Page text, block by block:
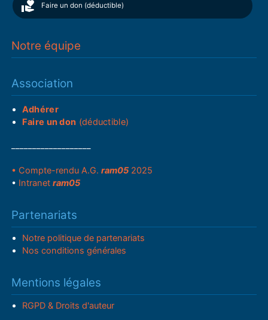
Faire un don (déductible)
Notre équipe
Association
Adhérer
Faire un don (déductible)
• Compte-rendu A.G.ram05 2025
• Intranetram05
Partenariats
Notre politique de partenariats
Nos conditions générales
Mentions légales
RGPD & Droits d'auteur